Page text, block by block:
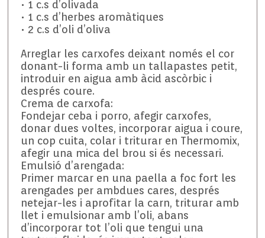
• 1 c.s d’olivada
• 1 c.s d’herbes aromàtiques
• 2 c.s d’oli d’oliva
Arreglar les carxofes deixant només el cor
donant-li forma amb un tallapastes petit,
introduir en aigua amb àcid ascòrbic i
després coure.
Crema de carxofa:
Fondejar ceba i porro, afegir carxofes,
donar dues voltes, incorporar aigua i coure,
un cop cuita, colar i triturar en Thermomix,
afegir una mica del brou si és necessari.
Emulsió d’arengada:
Primer marcar en una paella a foc fort les
arengades per ambdues cares, després
netejar-les i aprofitar la carn, triturar amb
llet i emulsionar amb l’oli, abans
d’incorporar tot l’oli que tengui una